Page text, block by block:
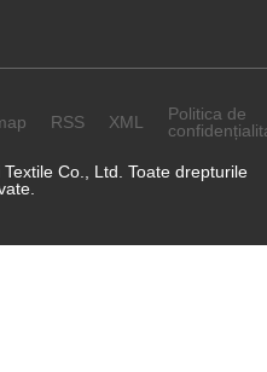
RSS XML
Politica de
Co., Ltd. Toate drepturile